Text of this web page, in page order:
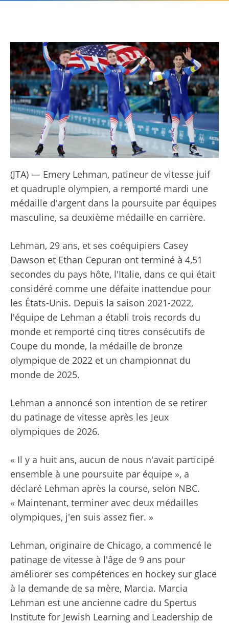
(JTA) — Emery Lehman, patineur de vitesse juif
et quadruple olympien, a remporté mardi une
médaille d'argent dans la poursuite par équipes
masculine, sa deuxième médaille en carrière.
Lehman, 29 ans, et ses coéquipiers Casey
Dawson et Ethan Cepuran ont terminé à 4,51
secondes du pays hôte, l'Italie, dans ce qui était
considéré comme une défaite inattendue pour
les États-Unis. Depuis la saison 2021-2022,
l'équipe de Lehman a établi trois records du
monde et remporté cinq titres consécutifs de
Coupe du monde, la médaille de bronze
olympique de 2022 et un championnat du
monde de 2025.
Lehman a annoncé son intention de se retirer
du patinage de vitesse après les Jeux
olympiques de 2026.
« Il y a huit ans, aucun de nous n'avait participé
ensemble à une poursuite par équipe », a
déclaré Lehman après la course, selon NBC.
« Maintenant, terminer avec deux médailles
olympiques, j'en suis assez fier. »
Lehman, originaire de Chicago, a commencé le
patinage de vitesse à l'âge de 9 ans pour
améliorer ses compétences en hockey sur glace
à la demande de sa mère, Marcia. Marcia
Lehman est une ancienne cadre du Spertus
Institute for Jewish Learning and Leadership de